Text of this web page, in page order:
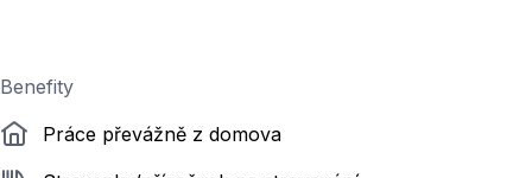
Benefity
Práce převážně z domova